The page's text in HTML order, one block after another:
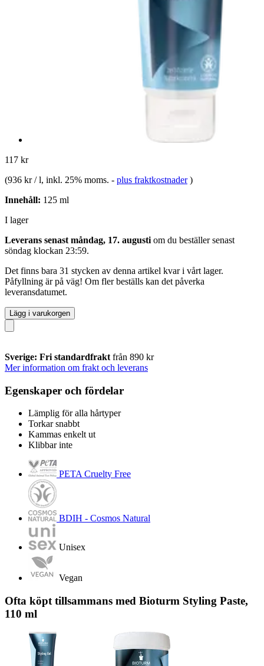
117 kr
(936 kr / l, inkl. 25% moms. - plus fraktkostnader )
Innehåll: 125 ml
I lager
Leverans senast måndag, 17. augusti om du beställer senast
söndag klockan 23:59.
Det finns bara 31 stycken av denna artikel kvar i vårt lager.
Påfyllning är på väg! Om fler beställs kan det påverka
leveransdatumet.
Lägg i varukorgen
Sverige: Fri standardfrakt från 890 kr
Mer information om frakt och leverans
Egenskaper och fördelar
Lämplig för alla hårtyper
Torkar snabbt
Kammas enkelt ut
Klibbar inte
PETA Cruelty Free
BDIH - Cosmos Natural
Unisex
Vegan
Ofta köpt tillsammans med Bioturm Styling Paste,
110 ml